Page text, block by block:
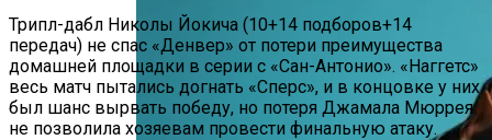
Трипл-дабл Николы Йокича (10+14 подборов+14
передач) не спас «Денвер» от потери преимущества
домашней площадки в серии с «Сан-Антонио». «Наггетс»
весь матч пытались догнать «Сперс», и в концовке у них
был шанс вырвать победу, но потеря Джамала Мюррея
не позволила хозяевам провести финальную атаку.